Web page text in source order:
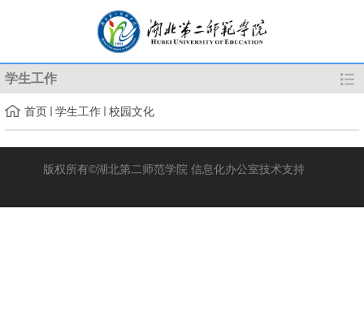
学生工作
首页 学生工作 校园文化
版权所有©湖北第二师范学院 信息化办公室技术支持